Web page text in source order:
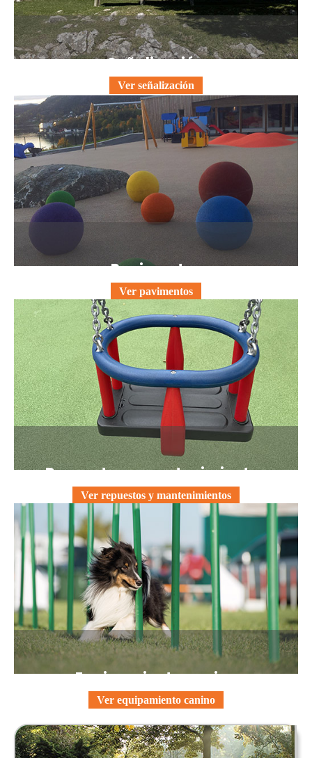
Señalización
Ver señalización
Pavimentos
Ver pavimentos
Repuestos y mantenimientos
Ver repuestos y mantenimientos
Equipamiento canino
Ver equipamiento canino